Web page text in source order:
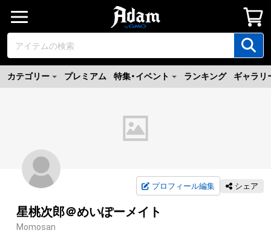
カテゴリー プレミアム 特集・イベント ランキング ギャラリ
プロフィール編集 シェア
星桃次郎＠めいぽーメイト
Momosan